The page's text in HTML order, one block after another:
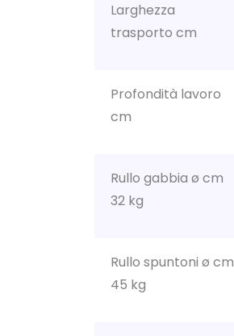
Larghezza
trasporto cm
Profondità lavoro
cm
Rullo gabbia ø cm
32 kg
Rullo spuntoni ø cm
45 kg